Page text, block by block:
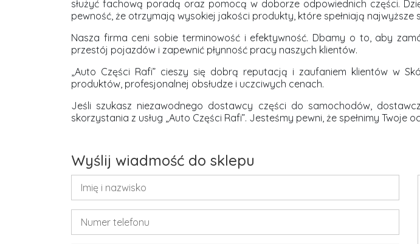
służyć fachową poradą oraz pomocą w doborze odpowiednich części.
pewność, że otrzymają wysokiej jakości produkty, które spełniają najwyższe
Nasza firma ceni sobie terminowość i efektywność. Dbamy o to, aby
przestój pojazdów i zapewnić płynność pracy naszych klientów.
„Auto Części Rafi” cieszy się dobrą reputacją i zaufaniem klientów w
produktów, profesjonalnej obsłudze i uczciwych cenach.
Jeśli szukasz niezawodnego dostawcy części do samochodów,
skorzystania z usług „Auto Części Rafi”. Jesteśmy pewni, że spełnimy
Wyślij wiadmość do sklepu